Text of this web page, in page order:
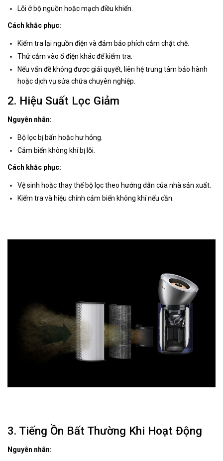
Lỗi ở bộ nguồn hoặc mạch điều khiển.
Cách khắc phục:
Kiểm tra lại nguồn điện và đảm bảo phích cắm chặt chẽ.
Thử cắm vào ổ điện khác để kiểm tra.
Nếu vấn đề không được giải quyết, liên hệ trung tâm bảo hành
hoặc dịch vụ sửa chữa chuyên nghiệp.
2. Hiệu Suất Lọc Giảm
Nguyên nhân:
Bộ lọc bị bẩn hoặc hư hỏng.
Cảm biến không khí bị lỗi.
Cách khắc phục:
Vệ sinh hoặc thay thế bộ lọc theo hướng dẫn của nhà sản xuất.
Kiểm tra và hiệu chỉnh cảm biến không khí nếu cần.
3. Tiếng Ồn Bất Thường Khi Hoạt Động
Nguyên nhân: